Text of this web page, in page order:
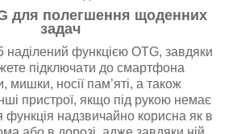
для полегшення щоденних
задач
функцією OTG, завдяки
підключати до смартфона
мишки, носії пам’яті, а також
пристрої, якщо під рукою немає
надзвичайно корисна як в